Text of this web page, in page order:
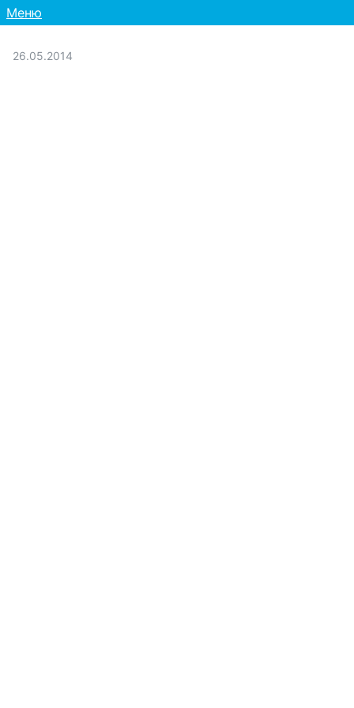
Меню
26.05.2014